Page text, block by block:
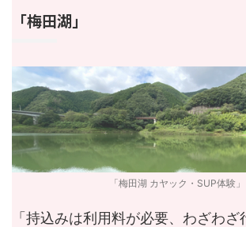
「梅田湖」
「梅田湖 カヤック・SUP体験」
「持込みは利用料が必要、わざわ